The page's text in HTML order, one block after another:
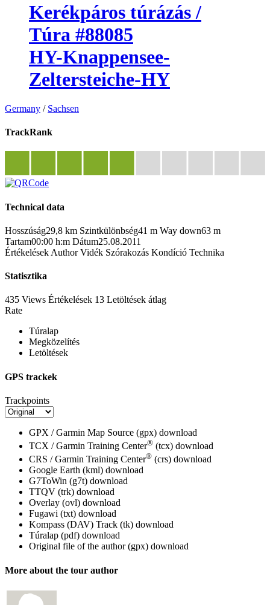
Kerékpáros túrázás /
Túra #88085
HY-Knappensee-
Zeltersteiche-HY
Germany / Sachsen
TrackRank
Technical data
Hosszúság29,8 km Szintkülönbség41 m Way down63 m
Tartam00:00 h:m Dátum25.08.2011
Értékelések Author Vidék Szórakozás Kondíció Technika
Statisztika
435 Views Értékelések 13 Letöltések átlag
Rate
Túralap
Megközelítés
Letöltések
GPS trackek
Trackpoints
GPX / Garmin Map Source (gpx) download
TCX / Garmin Training Center® (tcx) download
CRS / Garmin Training Center® (crs) download
Google Earth (kml) download
G7ToWin (g7t) download
TTQV (trk) download
Overlay (ovl) download
Fugawi (txt) download
Kompass (DAV) Track (tk) download
Túralap (pdf) download
Original file of the author (gpx) download
More about the tour author